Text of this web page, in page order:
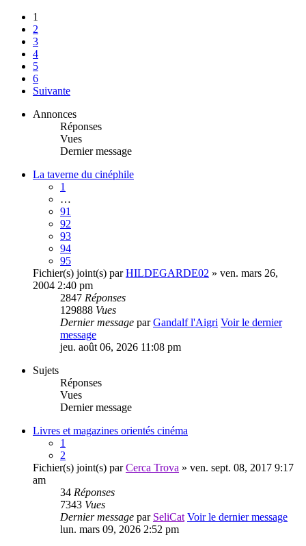
1
2
3
4
5
6
Suivante
Annonces
Réponses
Vues
Dernier message
La taverne du cinéphile
1
…
91
92
93
94
95
Fichier(s) joint(s) parHILDEGARDE02 » ven. mars 26,
2004 2:40 pm
2847 Réponses
129888 Vues
Dernier message parGandalf l'Aigri Voir le dernier
message
jeu. août 06, 2026 11:08 pm
Sujets
Réponses
Vues
Dernier message
Livres et magazines orientés cinéma
1
2
Fichier(s) joint(s) parCerca Trova » ven. sept. 08, 2017 9:17
am
34 Réponses
7343 Vues
Dernier message par SeliCat Voir le dernier message
lun. mars 09, 2026 2:52 pm